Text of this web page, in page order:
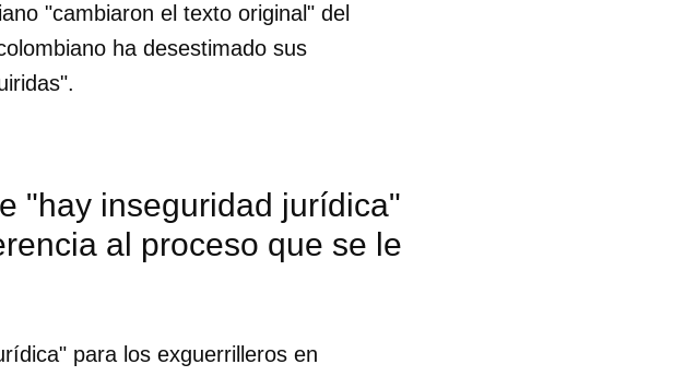
"cambiaron el texto original" del
ha desestimado sus
"hay inseguridad jurídica"
al proceso que se le
para los exguerrilleros en